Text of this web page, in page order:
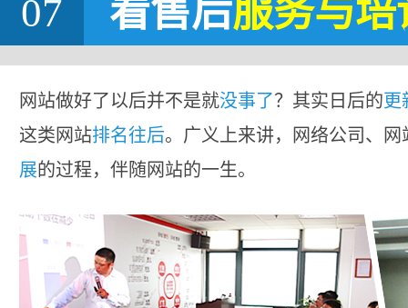
07 看售后服务与培
网站做好了以后并不是就没事了？其实日后的更
这类网站排名往后。广义上来讲，网络公司、
展的过程，伴随网站的一生。